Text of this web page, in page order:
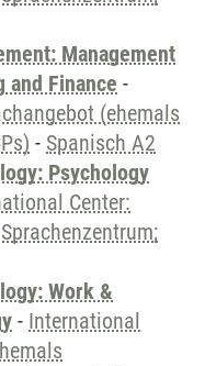
Management
and Finance -
(ehemals
- Spanisch A2
Psychology
Center:
Work &
- International